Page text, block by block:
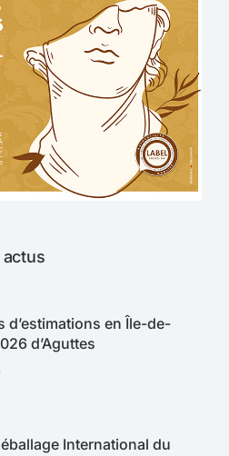
d’estimations en Île-de-
d’Aguttes
International du